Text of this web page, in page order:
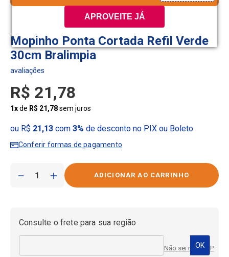
APROVEITE JÁ
Mopinho Ponta Cortada Refil Verde
30cm Bralimpia
R$ 21,78
1xde R$ 21,78sem juros
ou R$ 21,13com 3% de desconto no PIX ou Boleto
Conferir formas de pagamento
＋
－
Consulte o frete para sua região
Não sei meu CEP